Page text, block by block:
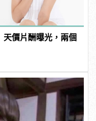
價片酬曝光，兩個